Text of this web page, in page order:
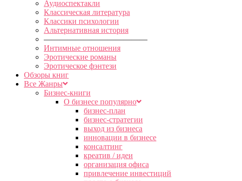
Аудиоспектакли
Классическая литература
Классики психологии
Альтернативная история
—————————————
Интимные отношения
Эротические романы
Эротическое фэнтези
Обзоры книг
Все Жанры
Бизнес-книги
О бизнесе популярно
бизнес-план
бизнес-стратегии
выход из бизнеса
инновации в бизнесе
консалтинг
креатив / идеи
организация офиса
привлечение инвестиций